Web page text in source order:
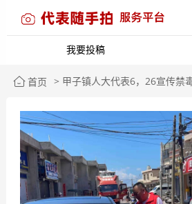
我要投稿
首页 > 甲子镇人大代表6，26宣传禁